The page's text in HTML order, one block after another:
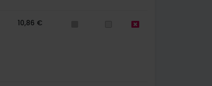
10,86 €